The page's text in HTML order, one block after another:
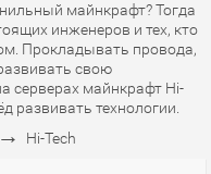
майнкрафт? Тогда
инженеров и тех, кто
Прокладывать провода,
свою
серверах майнкрафт Hi-
развивать технологии.
→ Hi-Tech